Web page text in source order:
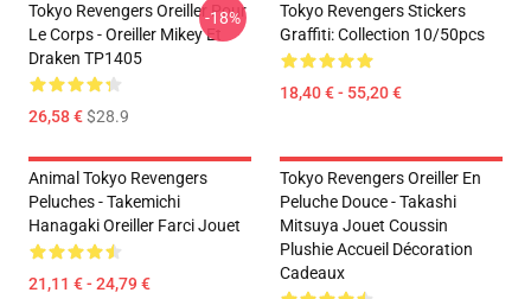
Tokyo Revengers Oreiller Pour
Le Corps - Oreiller Mikey Et
Draken TP1405
26,58 €$28.9
-18%
Tokyo Revengers Stickers
Graffiti: Collection 10/50pcs
18,40 € - 55,20 €
Animal Tokyo Revengers
Peluches - Takemichi
Hanagaki Oreiller Farci Jouet
21,11 € - 24,79 €
Tokyo Revengers Oreiller En
Peluche Douce - Takashi
Mitsuya Jouet Coussin
Plushie Accueil Décoration
Cadeaux